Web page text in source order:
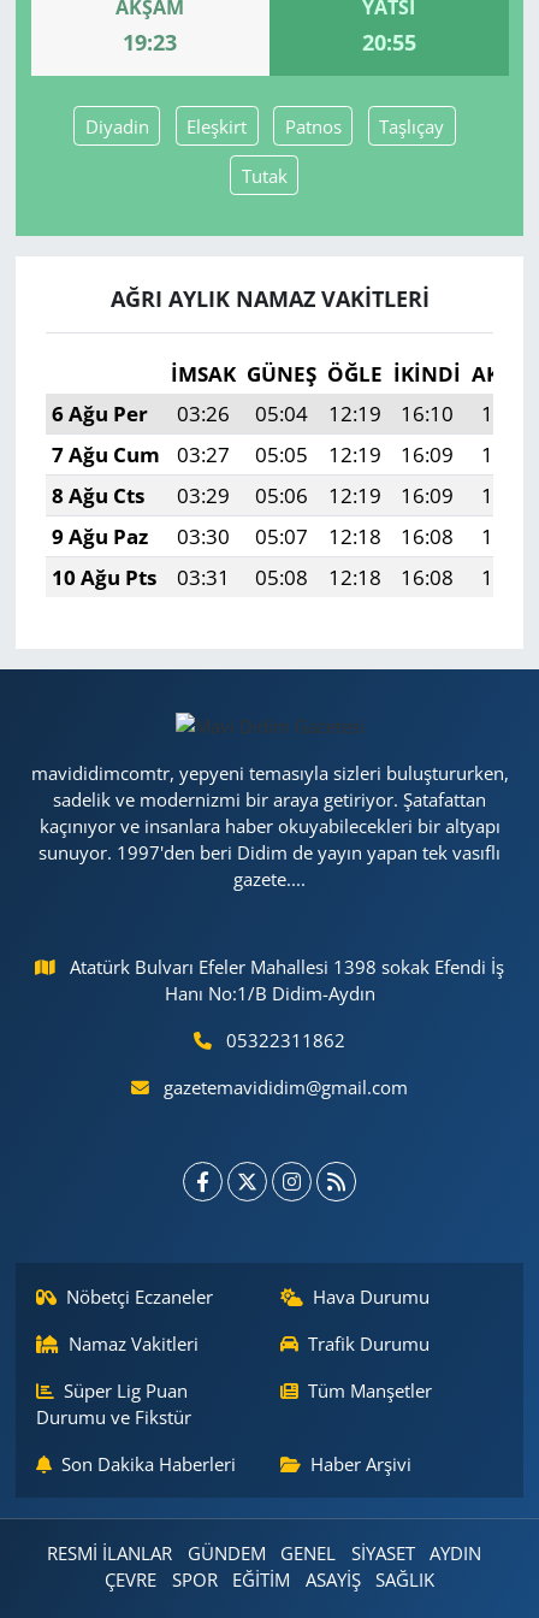
AKŞAM
19:23
YATSI
20:55
Diyadin Eleşkirt Patnos Taşlıçay
Tutak
AĞRI AYLIK NAMAZ VAKITLERI
İMSAK GÜNEŞ ÖĞLE İKINDI
6 Ağu Per
03:26 05:04 12:19 16:10
19:23
7 Ağu Cum
03:27 05:05 12:19 16:09
19:22
8 Ağu Cts
03:29 05:06 12:19 16:09
19:21
9 Ağu Paz
03:30 05:07 12:18 16:08
19:20
10 Ağu Pts
03:31 05:08 12:18 16:08 19:19
mavididimcomtr, yepyeni temasıyla sizleri buluştururken,
sadelik ve modernizmi bir araya getiriyor. Şatafattan
kaçınıyor ve insanlara haber okuyabilecekleri bir altyapı
sunuyor. 1997'den beri Didim de yayın yapan tek vasıflı
gazete....
Atatürk Bulvarı Efeler Mahallesi 1398 sokak Efendi İş
Hanı No:1/B Didim-Aydın
05322311862
gazetemavididim@gmail.com
Nöbetçi Eczaneler
Hava Durumu
Namaz Vakitleri
Trafik Durumu
Süper Lig Puan
Durumu ve Fikstür
Tüm Manşetler
Son Dakika Haberleri Haber Arşivi
RESMİ İLANLAR GÜNDEM GENEL SİYASET
AYDIN
ÇEVRE
SPOR EĞİTİM ASAYİŞ
SAĞLIK